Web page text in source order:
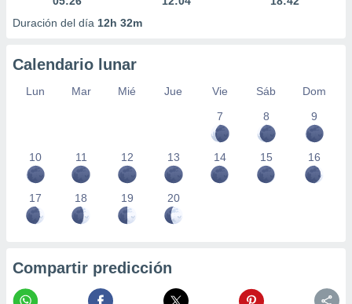
Duración del día 12h 32m
Calendario lunar
Lun Mar Mié Jue Vie Sáb
Dom
7
8 9
10 11 12 13 14 15 16
17 18 19 20
Compartir predicción